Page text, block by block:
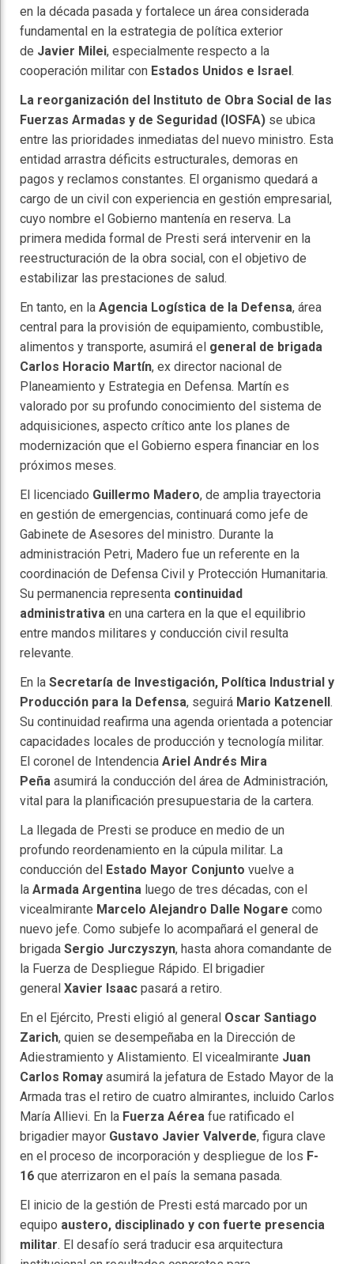
en la década pasada y fortalece un área considerada
fundamental en la estrategia de política exterior
de Javier Milei, especialmente respecto a la
cooperación militar con Estados Unidos e Israel.
La reorganización del Instituto de Obra Social de las
Fuerzas Armadas y de Seguridad (IOSFA) se ubica
entre las prioridades inmediatas del nuevo ministro. Esta
entidad arrastra déficits estructurales, demoras en
pagos y reclamos constantes. El organismo quedará a
cargo de un civil con experiencia en gestión empresarial,
cuyo nombre el Gobierno mantenía en reserva. La
primera medida formal de Presti será intervenir en la
reestructuración de la obra social, con el objetivo de
estabilizar las prestaciones de salud.
En tanto, en la Agencia Logística de la Defensa, área
central para la provisión de equipamiento, combustible,
alimentos y transporte, asumirá el general de brigada
Carlos Horacio Martín, ex director nacional de
Planeamiento y Estrategia en Defensa. Martín es
valorado por su profundo conocimiento del sistema de
adquisiciones, aspecto crítico ante los planes de
modernización que el Gobierno espera financiar en los
próximos meses.
El licenciado Guillermo Madero, de amplia trayectoria
en gestión de emergencias, continuará como jefe de
Gabinete de Asesores del ministro. Durante la
administración Petri, Madero fue un referente en la
coordinación de Defensa Civil y Protección Humanitaria.
Su permanencia representa continuidad
administrativa en una cartera en la que el equilibrio
entre mandos militares y conducción civil resulta
relevante.
En la Secretaría de Investigación, Política Industrial y
Producción para la Defensa, seguirá Mario Katzenell.
Su continuidad reafirma una agenda orientada a potenciar
capacidades locales de producción y tecnología militar.
El coronel de Intendencia Ariel Andrés Mira
Peña asumirá la conducción del área de Administración,
vital para la planificación presupuestaria de la cartera.
La llegada de Presti se produce en medio de un
profundo reordenamiento en la cúpula militar. La
conducción del Estado Mayor Conjunto vuelve a
la Armada Argentina luego de tres décadas, con el
vicealmirante Marcelo Alejandro Dalle Nogare como
nuevo jefe. Como subjefe lo acompañará el general de
brigada Sergio Jurczyszyn, hasta ahora comandante de
la Fuerza de Despliegue Rápido. El brigadier
general Xavier Isaac pasará a retiro.
En el Ejército, Presti eligió al general Oscar Santiago
Zarich, quien se desempeñaba en la Dirección de
Adiestramiento y Alistamiento. El vicealmirante Juan
Carlos Romay asumirá la jefatura de Estado Mayor de la
Armada tras el retiro de cuatro almirantes, incluido Carlos
María Allievi. En la Fuerza Aérea fue ratificado el
brigadier mayor Gustavo Javier Valverde, figura clave
en el proceso de incorporación y despliegue de los F-
16 que aterrizaron en el país la semana pasada.
El inicio de la gestión de Presti está marcado por un
equipo austero, disciplinado y con fuerte presencia
militar. El desafío será traducir esa arquitectura